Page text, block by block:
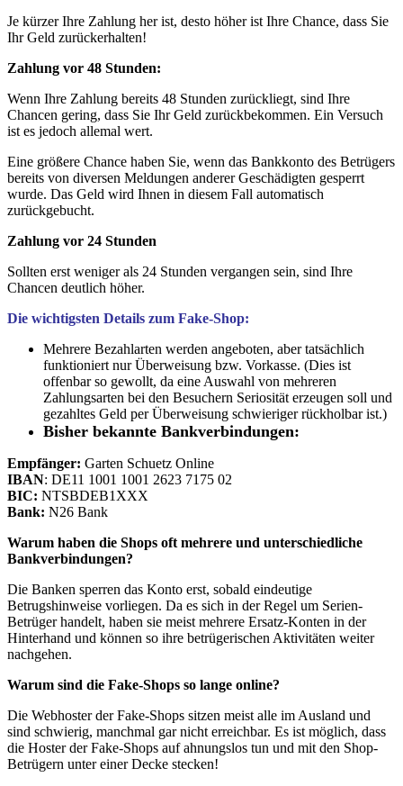
Je kürzer Ihre Zahlung her ist, desto höher ist Ihre Chance, dass Sie
Ihr Geld zurückerhalten!
Zahlung vor 48 Stunden:
Wenn Ihre Zahlung bereits 48 Stunden zurückliegt, sind Ihre
Chancen gering, dass Sie Ihr Geld zurückbekommen. Ein Versuch
ist es jedoch allemal wert.
Eine größere Chance haben Sie, wenn das Bankkonto des Betrügers
bereits von diversen Meldungen anderer Geschädigten gesperrt
wurde. Das Geld wird Ihnen in diesem Fall automatisch
zurückgebucht.
Zahlung vor 24 Stunden
Sollten erst weniger als 24 Stunden vergangen sein, sind Ihre
Chancen deutlich höher.
Die wichtigsten Details zum Fake-Shop:
Mehrere Bezahlarten werden angeboten, aber tatsächlich
funktioniert nur Überweisung bzw. Vorkasse. (Dies ist
offenbar so gewollt, da eine Auswahl von mehreren
Zahlungsarten bei den Besuchern Seriosität erzeugen soll und
gezahltes Geld per Überweisung schwieriger rückholbar ist.)
Bisher bekannte Bankverbindungen:
Empfänger: Garten Schuetz Online
IBAN: DE11 1001 1001 2623 7175 02
BIC: NTSBDEB1XXX
Bank: N26 Bank
Warum haben die Shops oft mehrere und unterschiedliche
Bankverbindungen?
Die Banken sperren das Konto erst, sobald eindeutige
Betrugshinweise vorliegen. Da es sich in der Regel um Serien-
Betrüger handelt, haben sie meist mehrere Ersatz-Konten in der
Hinterhand und können so ihre betrügerischen Aktivitäten weiter
nachgehen.
Warum sind die Fake-Shops so lange online?
Die Webhoster der Fake-Shops sitzen meist alle im Ausland und
sind schwierig, manchmal gar nicht erreichbar. Es ist möglich, dass
die Hoster der Fake-Shops auf ahnungslos tun und mit den Shop-
Betrügern unter einer Decke stecken!